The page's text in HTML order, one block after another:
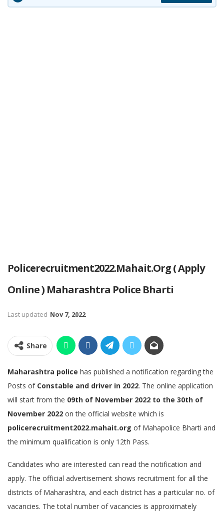
Policerecruitment2022.mahait.org ( Apply
Online ) Maharashtra Police Bharti
Last updated Nov 7, 2022
Share
Maharashtra police has published a notification regarding the
Posts ofConstable and driver in 2022. The online application
will start from the 09th of November 2022 to the 30th of
November 2022 on the official website which is
policerecruitment2022.mahait.org of Mahapolice Bharti and
the minimum qualification is only 12th Pass.
Candidates who are interested can read the notification and
apply. The official advertisement shows recruitment for all the
districts of Maharashtra, and each district has a particular no. of
vacancies. The total number of vacancies is approximately